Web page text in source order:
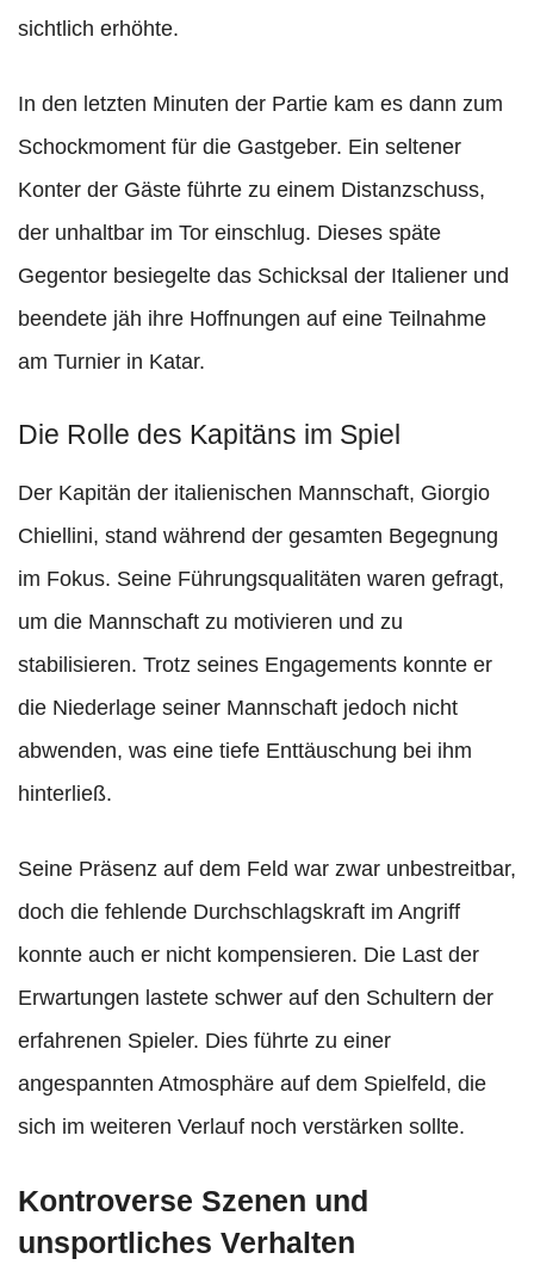
sichtlich erhöhte.
In den letzten Minuten der Partie kam es dann zum
Schockmoment für die Gastgeber. Ein seltener
Konter der Gäste führte zu einem Distanzschuss,
der unhaltbar im Tor einschlug. Dieses späte
Gegentor besiegelte das Schicksal der Italiener und
beendete jäh ihre Hoffnungen auf eine Teilnahme
am Turnier in Katar.
Die Rolle des Kapitäns im Spiel
Der Kapitän der italienischen Mannschaft, Giorgio
Chiellini, stand während der gesamten Begegnung
im Fokus. Seine Führungsqualitäten waren gefragt,
um die Mannschaft zu motivieren und zu
stabilisieren. Trotz seines Engagements konnte er
die Niederlage seiner Mannschaft jedoch nicht
abwenden, was eine tiefe Enttäuschung bei ihm
hinterließ.
Seine Präsenz auf dem Feld war zwar unbestreitbar,
doch die fehlende Durchschlagskraft im Angriff
konnte auch er nicht kompensieren. Die Last der
Erwartungen lastete schwer auf den Schultern der
erfahrenen Spieler. Dies führte zu einer
angespannten Atmosphäre auf dem Spielfeld, die
sich im weiteren Verlauf noch verstärken sollte.
Kontroverse Szenen und
unsportliches Verhalten